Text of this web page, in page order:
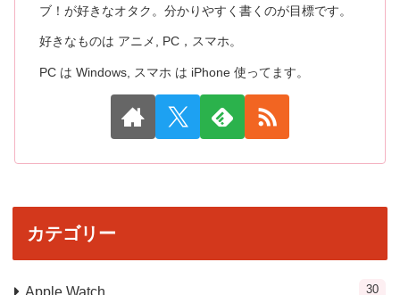
ブ！が好きなオタク。分かりやすく書くのが目標です。
好きなものは アニメ, PC，スマホ。
PC は Windows, スマホ は iPhone 使ってます。
カテゴリー
Apple Watch 30